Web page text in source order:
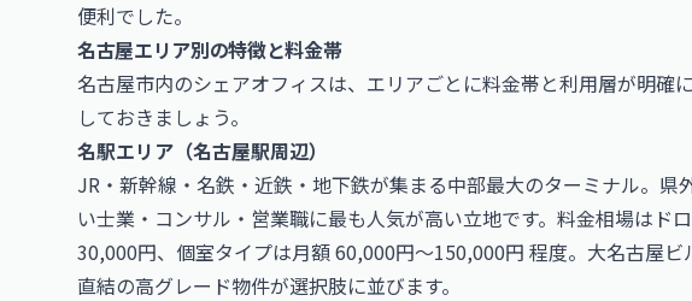
便利でした。
名古屋エリア別の特徴と料金帯
名古屋市内のシェアオフィスは、エリアごとに料金帯と利用層が明確
しておきましょう。
名駅エリア（名古屋駅周辺）
JR・新幹線・名鉄・近鉄・地下鉄が集まる中部最大のターミナル。県
い士業・コンサル・営業職に最も人気が高い立地です。料金相場はド
30,000円、個室タイプは月額 60,000円〜150,000円 程度。大名古屋
直結の高グレード物件が選択肢に並びます。